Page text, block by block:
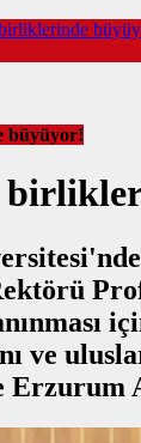
büyüyor!
ve